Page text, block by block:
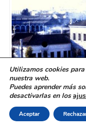
Utilizamos cookies
nuestra web.
Puedes aprender más
desactivarlas en los
Aceptar